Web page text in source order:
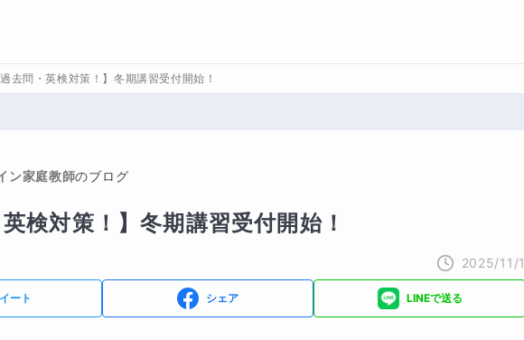
過去問・英検対策！】冬期講習受付開始！
ン家庭教師のブログ
英検対策！】冬期講習受付開始！
2025/11/1
ート シェア LINEで送る